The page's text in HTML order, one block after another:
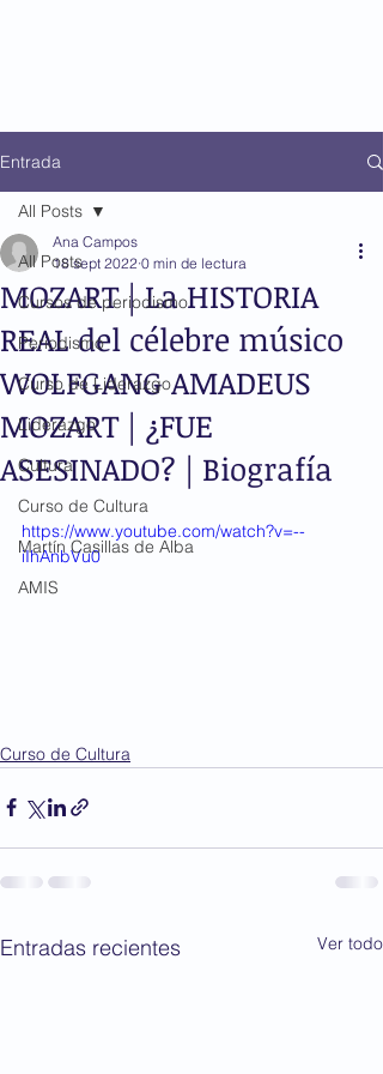
Entrada
All Posts
Cursos de periodismo
Periodismo
Curso de Liderazgo
Liderazgo
Cultura
Curso de Cultura
Martín Casillas de Alba
AMIS
All Posts
MOZART | La HISTORIA
REAL del célebre músico
WOLFGANG AMADEUS
MOZART | ¿FUE
ASESINADO? | Biografía
Ana Campos
18 sept 2022 0 min de lectura
https://www.youtube.com/watch?v=--
iIhAnbVu0
Curso de Cultura
Entradas recientes Ver todo